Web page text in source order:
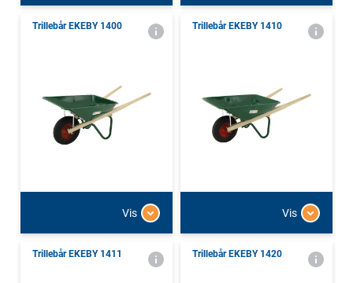
Trillebår EKEBY 1400
Vis
Trillebår EKEBY 1410
Vis
Trillebår EKEBY 1411 Trillebår EKEBY 1420